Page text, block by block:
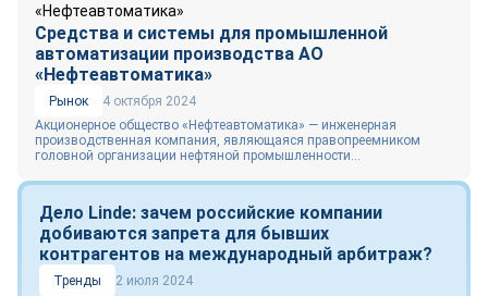
Средства и системы для промышленной
автоматизации производства АО
«Нефтеавтоматика»
Рынок
4 октября 2024
Акционерное общество «Нефтеавтоматика» — инженерная
производственная компания, являющаяся правопреемником
головной организации нефтяной промышленности...
Дело Linde: зачем российские компании
добиваются запрета для бывших
контрагентов на международный арбитраж?
Тренды
2 июля 2024